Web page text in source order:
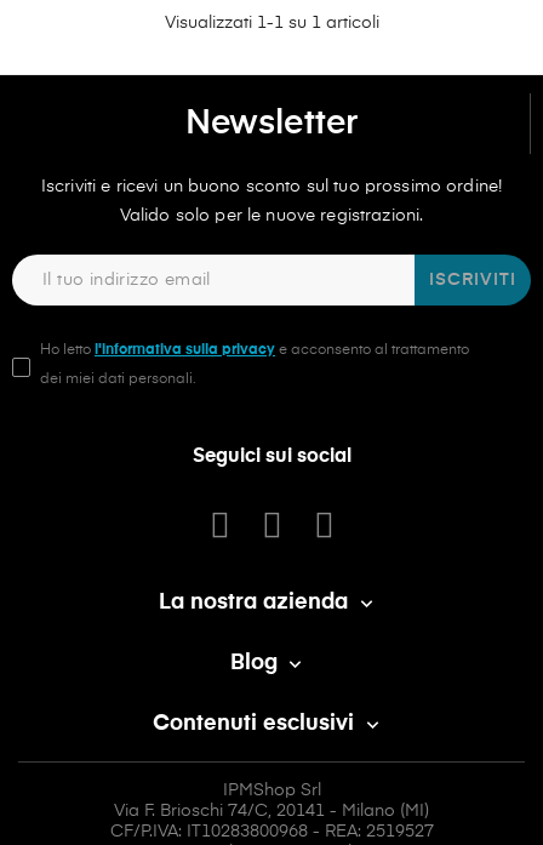
Visualizzati 1-1 su 1 articoli
Newsletter
Iscriviti e ricevi un buono sconto sul tuo prossimo ordine!
Valido solo per le nuove registrazioni.
ISCRIVITI
Ho letto l'informativa sulla privacy e acconsento al trattamento
dei miei dati personali.
Seguici sui social
La nostra azienda 
Blog 
Contenuti esclusivi 
IPMShop Srl
Via F. Brioschi 74/C, 20141 - Milano (MI)
CF/P.IVA: IT10283800968 - REA: 2519527